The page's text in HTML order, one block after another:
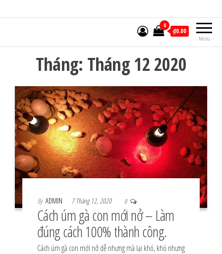
Menu
0
₫0.00
Tháng: Tháng 12 2020
By ADMIN 7 Tháng 12, 2020 0
Cách úm gà con mới nở – Làm
đúng cách 100% thành công.
Cách úm gà con mới nở dễ nhưng mà lại khó, khó nhưng